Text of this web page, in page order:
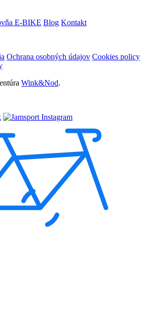
E-BIKE Blog Kontakt
Ochrana osobných údajov Cookies policy
Wink&Nod.